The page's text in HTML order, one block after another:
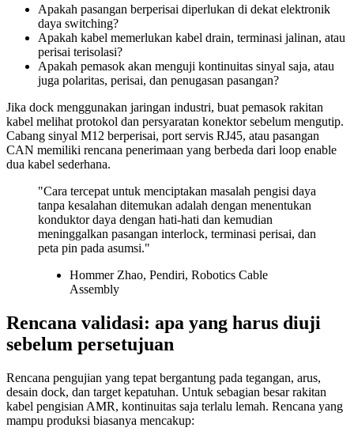
Apakah pasangan berperisai diperlukan di dekat elektronik
daya switching?
Apakah kabel memerlukan kabel drain, terminasi jalinan, atau
perisai terisolasi?
Apakah pemasok akan menguji kontinuitas sinyal saja, atau
juga polaritas, perisai, dan penugasan pasangan?
Jika dock menggunakan jaringan industri, buat pemasok rakitan
kabel melihat protokol dan persyaratan konektor sebelum mengutip.
Cabang sinyal M12 berperisai, port servis RJ45, atau pasangan
CAN memiliki rencana penerimaan yang berbeda dari loop enable
dua kabel sederhana.
"Cara tercepat untuk menciptakan masalah pengisi daya
tanpa kesalahan ditemukan adalah dengan menentukan
konduktor daya dengan hati-hati dan kemudian
meninggalkan pasangan interlock, terminasi perisai, dan
peta pin pada asumsi."
Hommer Zhao, Pendiri, Robotics Cable
Assembly
Rencana validasi: apa yang harus diuji
sebelum persetujuan
Rencana pengujian yang tepat bergantung pada tegangan, arus,
desain dock, dan target kepatuhan. Untuk sebagian besar rakitan
kabel pengisian AMR, kontinuitas saja terlalu lemah. Rencana yang
mampu produksi biasanya mencakup: